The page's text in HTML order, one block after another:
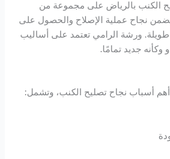
الكنب بالرياض على مجموعة من
تضمن نجاح عملية الإصلاح والحصول على
طويلة. ورشة الرامي تعتمد على أساليب
وكأنه جديد تمامًا.
أهم أسباب نجاح تصليح الكنب، وتشمل: